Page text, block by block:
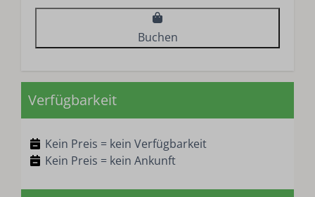
Buchen
Verfügbarkeit
Kein Preis = kein Verfügbarkeit
Kein Preis = kein Ankunft